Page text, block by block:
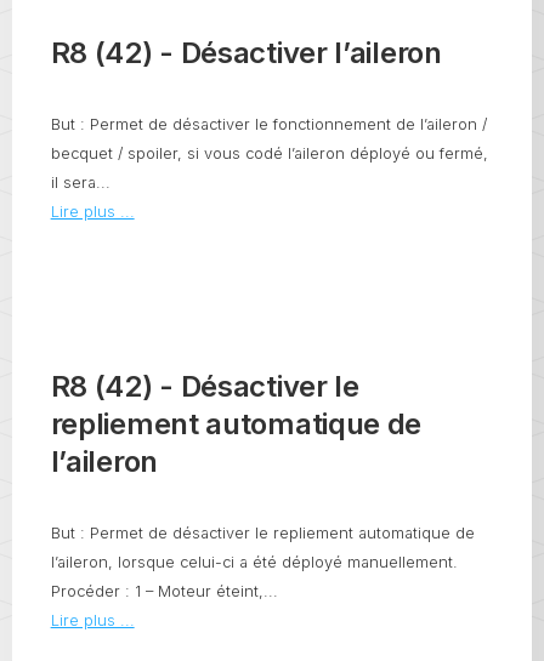
R8 (42) - Désactiver l’aileron
But : Permet de désactiver le fonctionnement de l’aileron /
becquet / spoiler, si vous codé l’aileron déployé ou fermé,
il sera...
Lire plus ...
R8 (42) - Désactiver le
repliement automatique de
l’aileron
But : Permet de désactiver le repliement automatique de
l’aileron, lorsque celui-ci a été déployé manuellement.
Procéder : 1 – Moteur éteint,...
Lire plus ...